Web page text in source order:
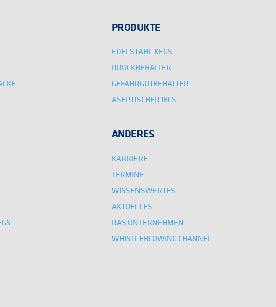
PRODUKTE
EDELSTAHL-KEGS
DRUCKBEHÄLTER
GEFAHRGUTBEHÄLTER
ASEPTISCHER IBCS
ANDERES
KARRIERE
TERMINE
WISSENSWERTES
AKTUELLES
DAS UNTERNEHMEN
WHISTLEBLOWING CHANNEL